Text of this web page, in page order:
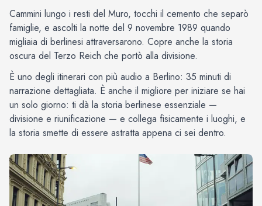
Cammini lungo i resti del Muro, tocchi il cemento che separò
famiglie, e ascolti la notte del 9 novembre 1989 quando
migliaia di berlinesi attraversarono. Copre anche la storia
oscura del Terzo Reich che portò alla divisione.
È uno degli itinerari con più audio a Berlino: 35 minuti di
narrazione dettagliata. È anche il migliore per iniziare se hai
un solo giorno: ti dà la storia berlinese essenziale —
divisione e riunificazione — e collega fisicamente i luoghi, e
la storia smette di essere astratta appena ci sei dentro.